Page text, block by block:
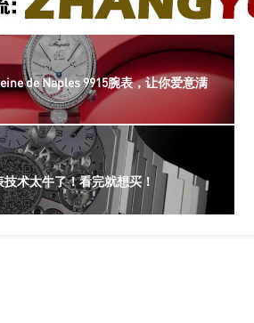
de Naples 9915腕表，让你爱意满
术太牛了！看完就想买！